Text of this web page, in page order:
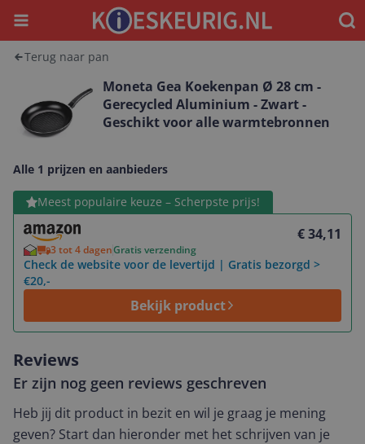
Menu
Terug naar pan
Moneta Gea Koekenpan Ø 28 cm -
Gerecycled Aluminium - Zwart -
Geschikt voor alle warmtebronnen
Alle 1 prijzen en aanbieders
Meest populaire keuze – Scherpste prijs!
€ 34,11
3 tot 4 dagenGratis verzending
Check de website voor de levertijd | Gratis bezorgd >
€20,-
Bekijk product
Bekijk product
Reviews
Er zijn nog geen reviews geschreven
Heb jij dit product in bezit en wil je graag je mening
geven? Start dan hieronder met het schrijven van je